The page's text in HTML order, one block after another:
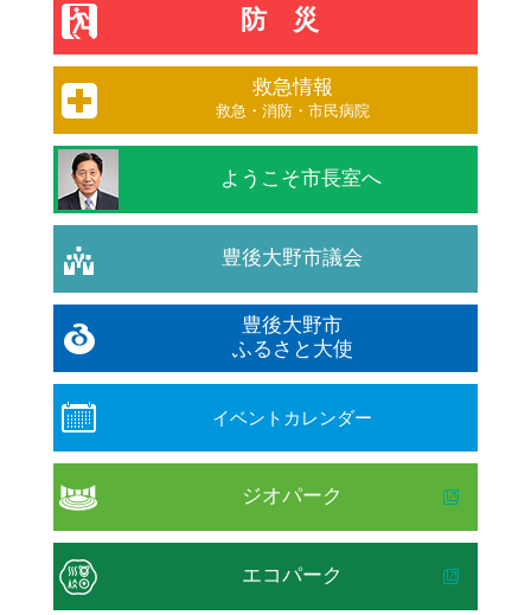
防災
救急情報
救急・消防・市民病院
ようこそ市長室へ
豊後大野市議会
豊後大野市
ふるさと大使
イベントカレンダー
ジオパーク
エコパーク